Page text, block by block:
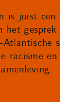
juist een
het
racisme